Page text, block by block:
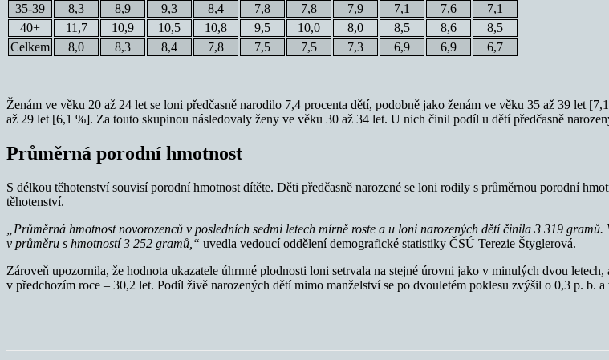
35-39
8,3 8,9 9,3 8,4 7,8 7,8 7,9 7,1 7,6
7,1
40+
11,7 10,9 10,5 10,8 9,5 10,0 8,0 8,5 8,6
8,5
Celkem
8,0 8,3 8,4 7,8 7,5 7,5 7,3 6,9 6,9 6,7
Ženám ve věku 20 až 24 let se loni předčasně narodilo 7,4 procenta dětí, podobně jako ženám ve věku 35 až 39 let
až 29 let [6,1 %]. Za touto skupinou následovaly ženy ve věku 30 až 34 let. U nich činil podíl u dětí předčasně
Průměrná porodní hmotnost
S délkou těhotenství souvisí porodní hmotnost dítěte. Děti předčasně narozené se loni rodily s průměrnou porodní
těhotenství.
„Průměrná hmotnost novorozenců v posledních sedmi letech mírně roste a u loni narozených dětí činila 3 319
v průměru s hmotností 3 252 gramů,“ uvedla vedoucí oddělení demografické statistiky ČSÚ Terezie Štyglerová.
Zároveň upozornila, že hodnota ukazatele úhrnné plodnosti loni setrvala na stejné úrovni jako v minulých dvou
v předchozím roce – 30,2 let. Podíl živě narozených dětí mimo manželství se po dvouletém poklesu zvýšil o 0,3 p. b.